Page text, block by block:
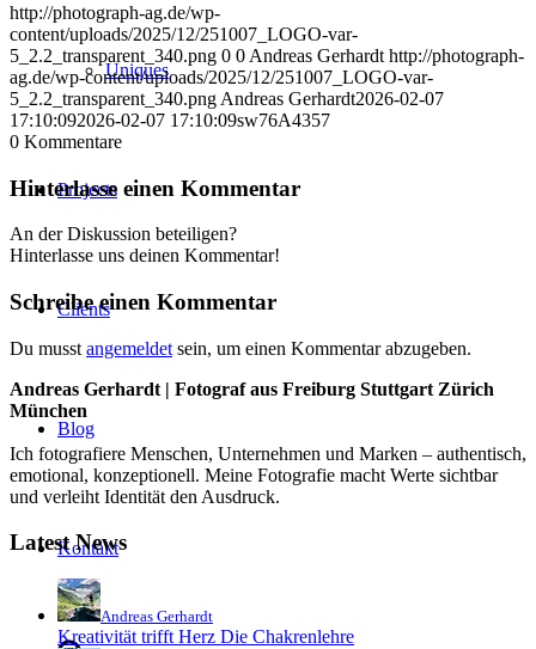
Uniques
Projects
Clients
Blog
Kontakt
http://photograph-ag.de/wp-
content/uploads/2025/12/251007_LOGO-var-
5_2.2_transparent_340.png 0 0 Andreas Gerhardt http://photograph-
ag.de/wp-content/uploads/2025/12/251007_LOGO-var-
5_2.2_transparent_340.png Andreas Gerhardt2026-02-07
17:10:092026-02-07 17:10:09sw76A4357
0 Kommentare
Hinterlasse einen Kommentar
An der Diskussion beteiligen?
Hinterlasse uns deinen Kommentar!
Schreibe einen Kommentar
Du musst angemeldet sein, um einen Kommentar abzugeben.
Andreas Gerhardt | Fotograf aus Freiburg Stuttgart Zürich
München
Ich fotografiere Menschen, Unternehmen und Marken – authentisch,
emotional, konzeptionell. Meine Fotografie macht Werte sichtbar
und verleiht Identität den Ausdruck.
Latest News
Andreas Gerhardt
Kreativität trifft Herz Die Chakrenlehre